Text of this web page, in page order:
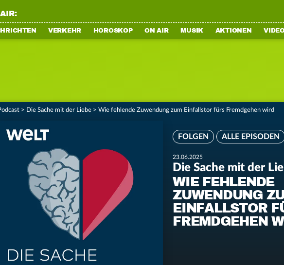
VERKEHR HOROSKOP ON AIR MUSIK AKTIONEN
> Die Sache mit der Liebe > Wie fehlende Zuwendung zum Einfallstor fürs Fremdgehen wird
FOLGEN ALLE EPISODEN
23.06.2025
Die Sache mit der
WIE FEHLENDE
ZUWENDUNG
EINFALLSTOR
FREMDGEHEN